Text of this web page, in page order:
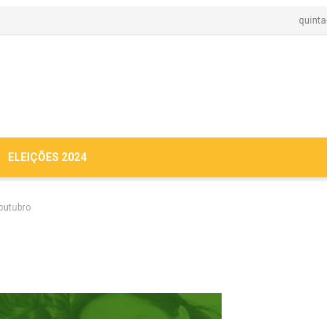
ELEIÇÕES 2024